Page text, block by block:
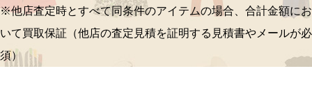
※他店査定時とすべて同条件のアイテムの場合、合計金額にお
いて買取保証（他店の査定見積を証明する見積書やメールが必
須）